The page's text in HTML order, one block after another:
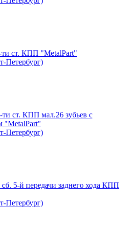
ти ст. КПП "MetalPart"
Петербург)
ст. КПП мал.26 зубьев с
"MetalPart"
Петербург)
5-й передачи заднего хода КПП
Петербург)